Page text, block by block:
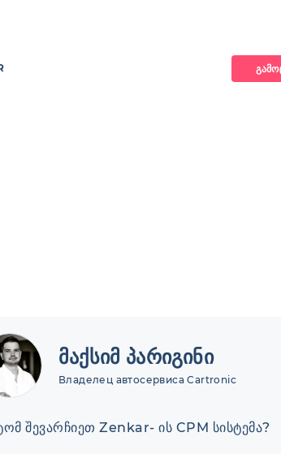
მაქსიმ პარიგინი
Владелец автосервиса Cartronic
შევარჩიეთ Zenkar- ის CPM სისტემა?